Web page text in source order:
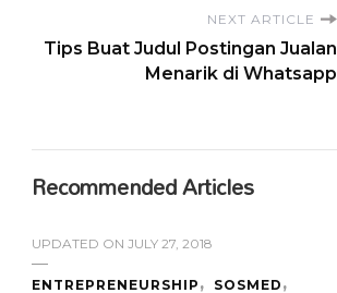
NEXT ARTICLE
Tips Buat Judul Postingan Jualan
Menarik di Whatsapp
Recommended Articles
UPDATED ON JULY 27, 2018
ENTREPRENEURSHIP
SOSMED